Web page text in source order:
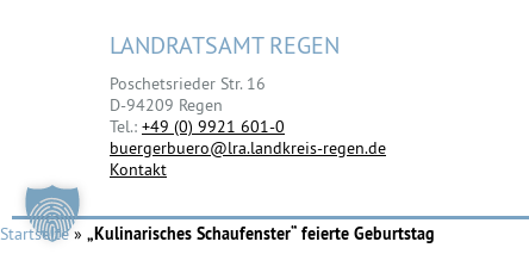
LANDRATSAMT REGEN
Poschetsrieder Str. 16
D-94209 Regen
Tel.: +49 (0) 9921 601-0
buergerbuero@lra.landkreis-regen.de
Kontakt
Startseite» „Kulinarisches Schaufenster“ feierte Geburtstag